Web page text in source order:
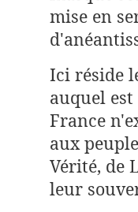
mise en
Ici réside
auquel
France
aux
Vérité, de
leur